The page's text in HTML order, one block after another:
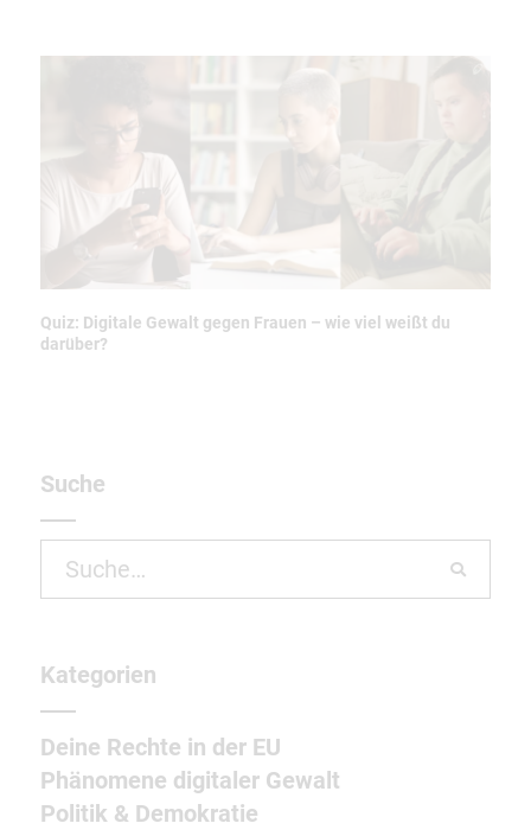
Quiz: Digitale Gewalt gegen Frauen – wie viel weißt du
darüber?
Suche
Search
for:
Kategorien
Deine Rechte in der EU
Phänomene digitaler Gewalt
Politik & Demokratie